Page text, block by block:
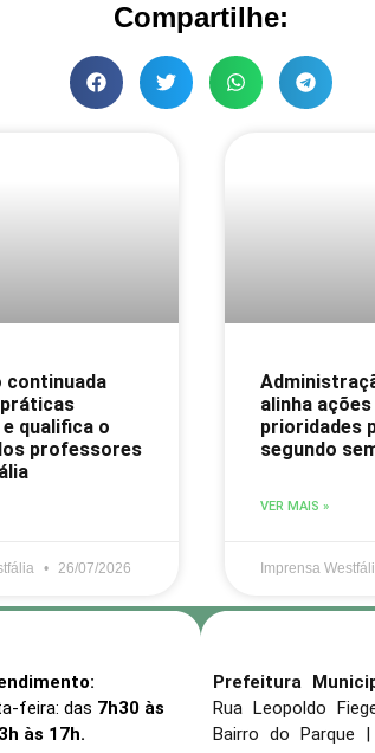
Compartilhe:
continuada
qualifica o
professores
26/07/2026
alinha
prioridades
segundo
VER MAIS »
Imprensa
feira: das 7h30 às
às 17h.
Prefeitura
Rua Leopoldo
Bairro do Parque |